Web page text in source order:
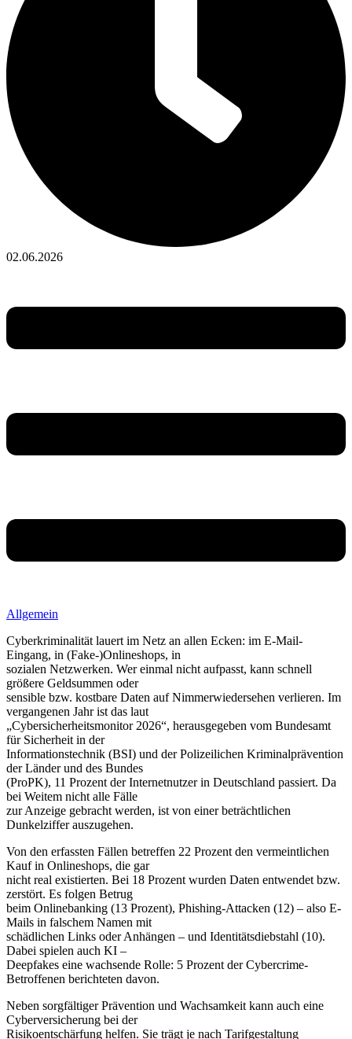
02.06.2026
Allgemein
Cyberkriminalität lauert im Netz an allen Ecken: im E-Mail-
Eingang, in (Fake-)Onlineshops, in
sozialen Netzwerken. Wer einmal nicht aufpasst, kann schnell
größere Geldsummen oder
sensible bzw. kostbare Daten auf Nimmerwiedersehen verlieren. Im
vergangenen Jahr ist das laut
„Cybersicherheitsmonitor 2026“, herausgegeben vom Bundesamt
für Sicherheit in der
Informationstechnik (BSI) und der Polizeilichen Kriminalprävention
der Länder und des Bundes
(ProPK), 11 Prozent der Internetnutzer in Deutschland passiert. Da
bei Weitem nicht alle Fälle
zur Anzeige gebracht werden, ist von einer beträchtlichen
Dunkelziffer auszugehen.
Von den erfassten Fällen betreffen 22 Prozent den vermeintlichen
Kauf in Onlineshops, die gar
nicht real existierten. Bei 18 Prozent wurden Daten entwendet bzw.
zerstört. Es folgen Betrug
beim Onlinebanking (13 Prozent), Phishing-Attacken (12) – also E-
Mails in falschem Namen mit
schädlichen Links oder Anhängen – und Identitätsdiebstahl (10).
Dabei spielen auch KI –
Deepfakes eine wachsende Rolle: 5 Prozent der Cybercrime-
Betroffenen berichteten davon.
Neben sorgfältiger Prävention und Wachsamkeit kann auch eine
Cyberversicherung bei der
Risikoentschärfung helfen. Sie trägt je nach Tarifgestaltung